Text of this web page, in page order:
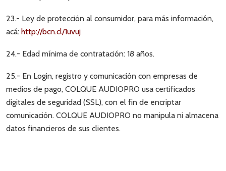
23.- Ley de protección al consumidor, para más información,
acá: http://bcn.cl/1uvuj
24.- Edad mínima de contratación: 18 años.
25.- En Login, registro y comunicación con empresas de
medios de pago, COLQUE AUDIOPRO usa certificados
digitales de seguridad (SSL), con el fin de encriptar
comunicación. COLQUE AUDIOPRO no manipula ni almacena
datos financieros de sus clientes.